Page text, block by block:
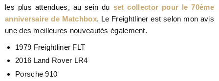
les plus attendues, au sein du set collector pour le 70ème
anniversaire de Matchbox. Le Freightliner est selon mon avis
une des meilleures nouveautés également.
1979 Freightliner FLT
2016 Land Rover LR4
Porsche 910